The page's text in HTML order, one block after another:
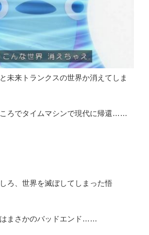
未来トランクスの世界か消えてしま
ろでタイムマシンで現代に帰還……
ろ、世界を滅ぼしてしまった悟
まさかのバッドエンド……